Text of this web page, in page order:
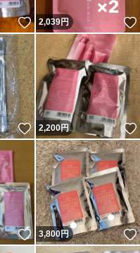
いいね！
2,039円
いいね！
2,200円
いいね！
3,800円